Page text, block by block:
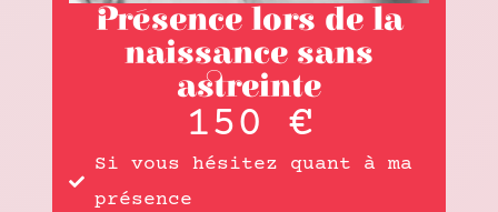
Présence lors de la
naissance sans
astreinte
150 €
Si vous hésitez quant à ma
présence